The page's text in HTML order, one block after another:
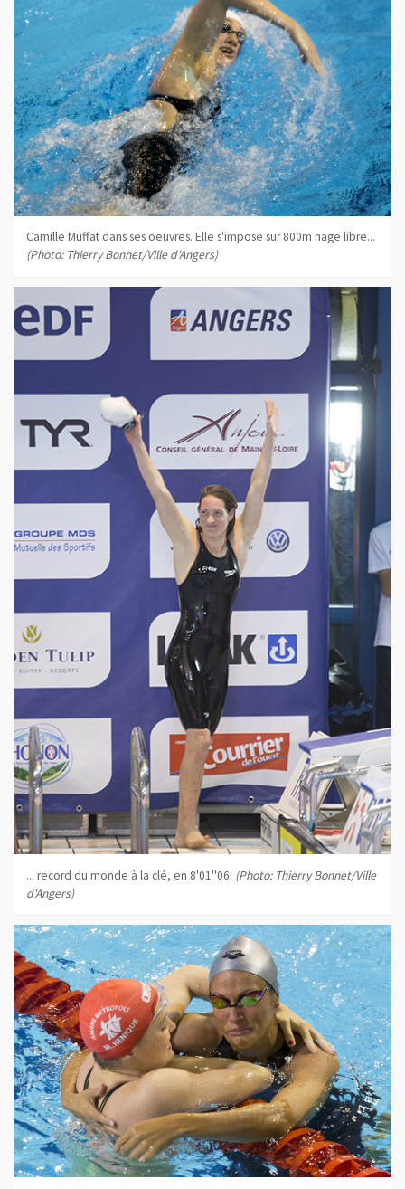
Camille Muffat dans ses oeuvres. Elle s'impose sur 800m nage libre...
(Photo: Thierry Bonnet/Ville d'Angers)
... record du monde à la clé, en 8'01''06. (Photo: Thierry Bonnet/Ville
d'Angers)